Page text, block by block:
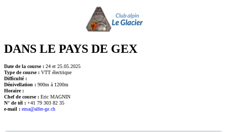
DANS LE PAYS DE GEX
Date de la course : 24 et 25.05.2025
Type de course : VTT électrique
Difficulté :
Dénivellation : 900m à 1200m
Horaire :
Chef de course : Eric MAGNIN
N° de tél : +41 79 303 82 35
e-mail : ema@alfer-ge.ch